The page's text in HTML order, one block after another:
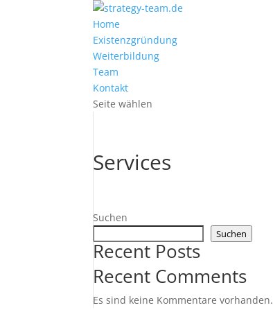
Home
Existenzgründung
Weiterbildung
Team
Kontakt
Seite wählen
Services
Suchen
Suchen
Recent Posts
Recent Comments
Es sind keine Kommentare vorhanden.